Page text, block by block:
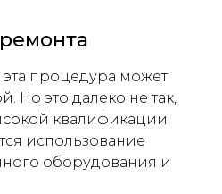
процедура может
Но это далеко не так,
квалификации
использование
оборудования и